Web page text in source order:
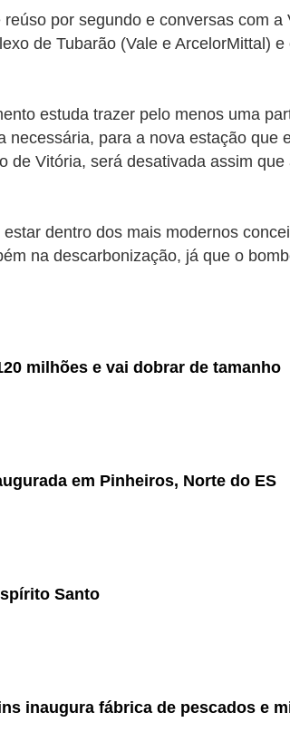
por segundo e conversas com a
de Tubarão (Vale e ArcelorMittal)
estuda trazer pelo menos uma
para a nova estação que
Vitória, será desativada assim
dentro dos mais modernos
na descarbonização, já que o
milhões e vai dobrar de tamanho
em Pinheiros, Norte do ES
Santo
inaugura fábrica de pescados e